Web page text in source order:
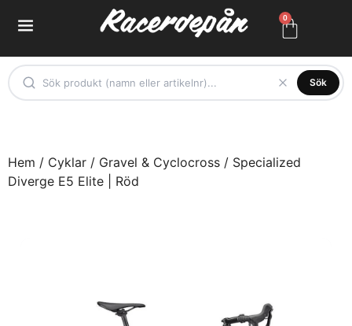
0
Sök
Hem / Cyklar / Gravel & Cyclocross / Specialized
Diverge E5 Elite | Röd